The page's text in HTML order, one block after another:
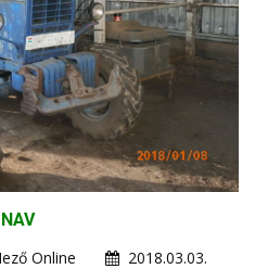
Online
2018.03.03.